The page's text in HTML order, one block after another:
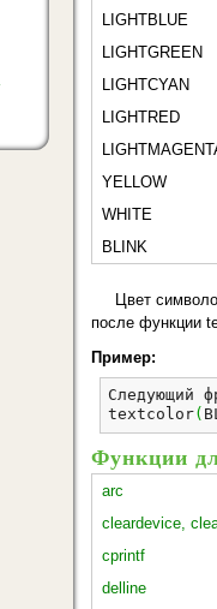
LIGHTBLUE
LIGHTGREEN
LIGHTCYAN
LIGHTRED
YELLOW
WHITE
BLINK
Цвет
после функции
Пример:
Следующий
textcolor(
Функции
arc
cleardevice,
cprintf
delline